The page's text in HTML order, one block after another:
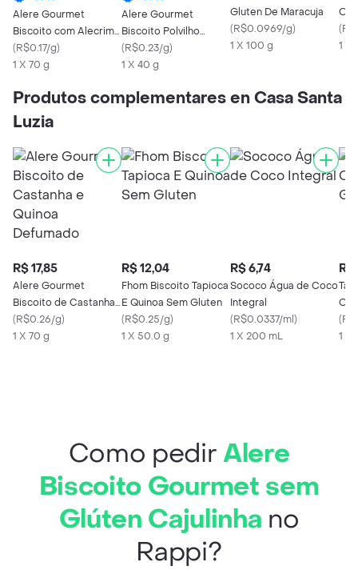
Alere Gourmet
Biscoito com Alecrim
sem Glúten
(R$0.17/g)
1 X 70 g
Alere Gourmet
Biscoito Polvilho
Farinha Pipoca Sem
Glúten
(R$0.23/g)
1 X 40 g
Gluten De Maracuja
(R$0.0969/g)
1 X 100 g
(
1 X
Produtos complementares en Casa Santa
Luzia
R$ 17,85
Alere Gourmet
Biscoito de Castanha
e Quinoa Defumado
(R$0.26/g)
1 X 70 g
R$ 12,04
Fhom Biscoito Tapioca
E Quinoa Sem Gluten
(R$0.25/g)
1 X 50.0 g
R$ 6,74
Sococo Água de Coco
Integral
(R$0.0337/ml)
1 X 200 mL
R$
(
1 X
Como pedirAlere
Biscoito Gourmet sem
Glúten Cajulinha no
Rappi?